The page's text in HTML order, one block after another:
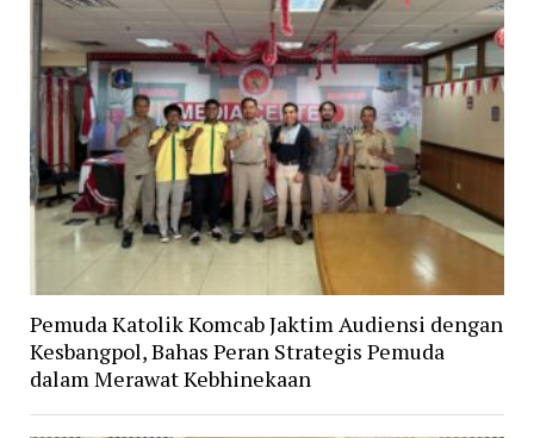
Pemuda Katolik Komcab Jaktim Audiensi dengan
Kesbangpol, Bahas Peran Strategis Pemuda
dalam Merawat Kebhinekaan